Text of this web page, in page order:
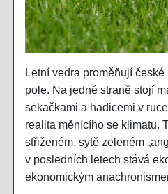
Letní vedra proměňují
pole. Na jedné straně stojí
sekačkami a hadicemi v
realita měnícího se klimatu.
střiženém, sytě zeleném
v posledních letech stává
ekonomickým